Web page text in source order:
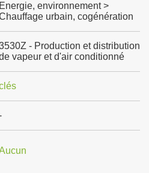
Energie, environnement >
urbain, cogénération
- Production et distribution
vapeur et d'air conditionné